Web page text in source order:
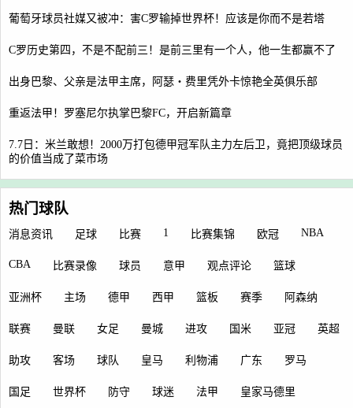
葡萄牙球员社媒又被冲：害C罗输掉世界杯！应该是你而不是若塔
C罗历史第四，不是不配前三！是前三里有一个人，他一生都赢不了
出身巴黎、父亲是法甲主席，阿瑟・费里凭外卡惊艳全英俱乐部
重返法甲！罗塞尼尔执掌巴黎FC，开启新篇章
7.7日：米兰敢想！2000万打包德甲冠军队主力左后卫，竟把顶级球员
的价值当成了菜市场
热门球队
消息资讯 足球 比赛 1 比赛集锦 欧冠 NBA
CBA 比赛录像 球员 意甲 观点评论 篮球
亚洲杯 主场 德甲 西甲 篮板 赛季 阿森纳
联赛 曼联 女足 曼城 进攻 国米 亚冠 英超
助攻 客场 球队 皇马 利物浦 广东 罗马
国足 世界杯 防守 球迷 法甲 皇家马德里